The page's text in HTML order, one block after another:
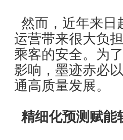
然而，近年来日
运营带来很大负
乘客的安全。为
影响，墨迹赤必
通高质量发展。
精细化预测赋能